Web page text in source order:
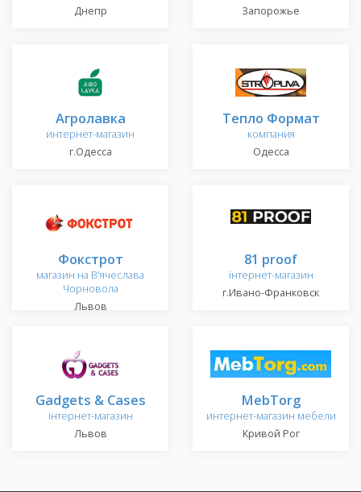
Днепр
Запорожье
Агролавка
интернет-магазин
г.Одесса
Тепло Формат
компания
Одесса
Фокстрот
магазин на В'ячеслава
Чорновола
Львов
81 proof
інтернет-магазин
г.Ивано-Франковск
Gadgets & Cases
інтернет-магазин
Львов
MebTorg
интернет-магазин мебели
Кривой Рог